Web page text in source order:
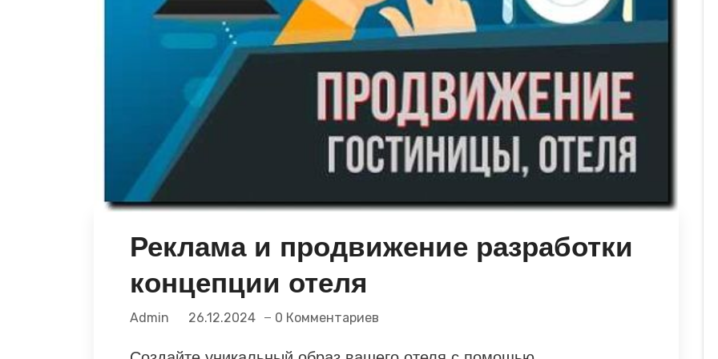
Реклама и продвижение разработки
концепции отеля
Admin 26.12.2024 0 Комментариев